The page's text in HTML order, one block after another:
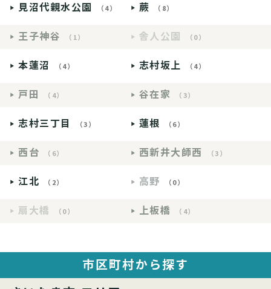
見沼代親水公園 （4） 蕨 （8）
王子神谷 （1） 舎人公園 （0）
本蓮沼 （4） 志村坂上 （4）
戸田 （4） 谷在家 （3）
志村三丁目 （3） 蓮根 （6）
西台 （6） 西新井大師西 （3）
江北 （2） 高野 （0）
扇大橋 （0） 上板橋 （4）
市区町村から探す